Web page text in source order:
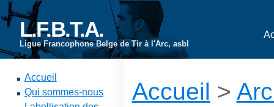
L.F.B.T.A.
Ligue Francophone Belge de Tir à l'Arc, asbl
Accueil
Qui sommes-nous
Accueil >